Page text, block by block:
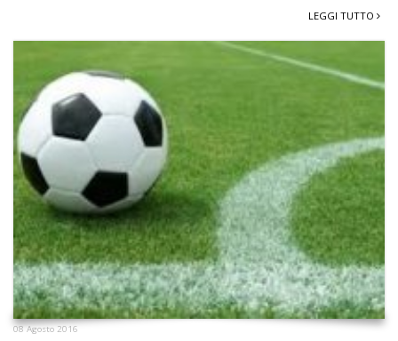
LEGGI TUTTO
08 Agosto 2016